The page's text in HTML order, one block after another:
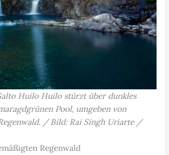
Huilo Huilo stürzt über dunkles
Pool, umgeben von
/ Bild: Rai Singh Uriarte /
Regenwald